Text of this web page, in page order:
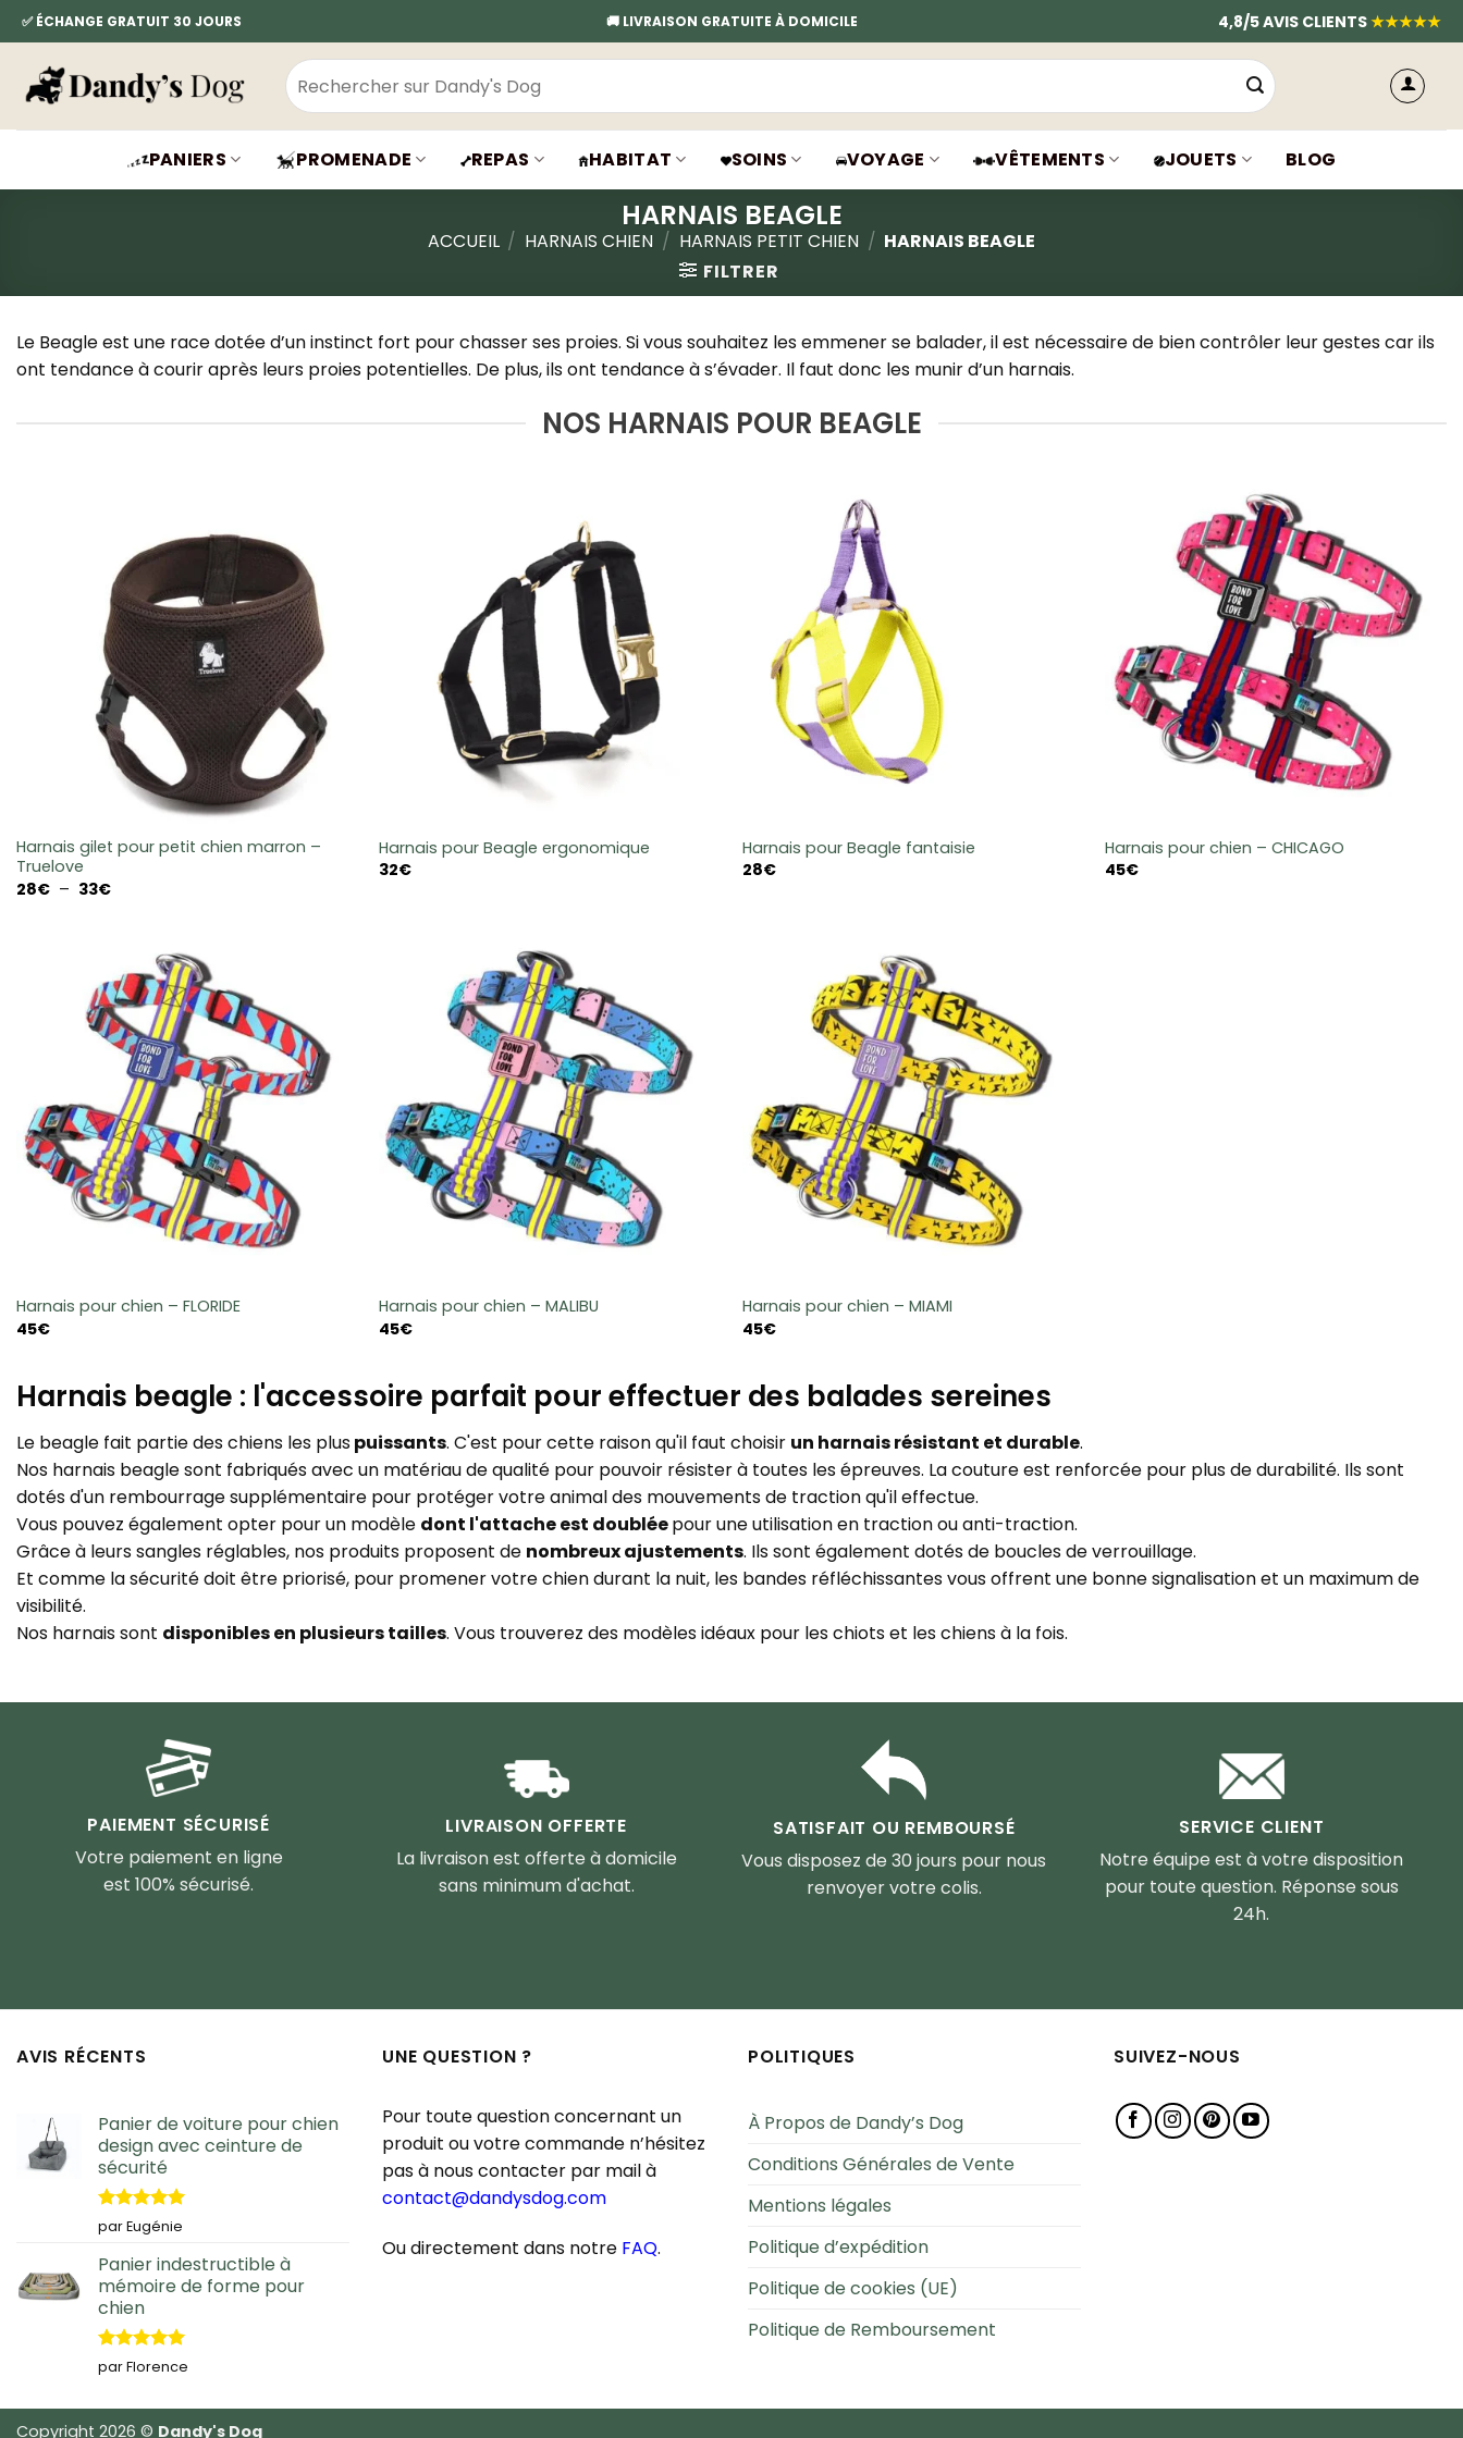
Passer
au
contenu
✅ ÉCHANGE GRATUIT 30 JOURS 🚚 LIVRAISON GRATUITE À DOMICILE 4,8/5 AVIS CLIENTS★★★★★
Recherche
pour :
PANIERS PROMENADE REPAS HABITAT SOINS VOYAGE VÊTEMENTS JOUETS BLOG
HARNAIS BEAGLE
ACCUEIL / HARNAIS CHIEN / HARNAIS PETIT CHIEN / HARNAIS BEAGLE
FILTRER
Le Beagle est une race dotée d’un instinct fort pour chasser ses proies. Si vous souhaitez les emmener se balader, il est nécessaire de bien contrôler leur gestes car ils
ont tendance à courir après leurs proies potentielles. De plus, ils ont tendance à s’évader. Il faut donc les munir d’un harnais.
NOS HARNAIS POUR BEAGLE
Harnais gilet pour petit chien marron –
Truelove
28€ – 33€Plage
Harnais pour Beagle ergonomique
32€
Harnais pour Beagle fantaisie
28€
Harnais pour chien – CHICAGO
45€
Harnais pour chien – FLORIDE
45€
Harnais pour chien – MALIBU
45€
Harnais pour chien – MIAMI
45€
Harnais beagle : l'accessoire parfait pour effectuer des balades sereines
Le beagle fait partie des chiens les pluspuissants. C'est pour cette raison qu'il faut choisir un harnais résistant et durable.
Nos harnais beagle sont fabriqués avec un matériau de qualité pour pouvoir résister à toutes les épreuves. La couture est renforcée pour plus de durabilité. Ils sont
dotés d'un rembourrage supplémentaire pour protéger votre animal des mouvements de traction qu'il effectue.
Vous pouvez également opter pour un modèle dont l'attache est doubléepour une utilisation en traction ou anti-traction.
Grâce à leurs sangles réglables, nos produits proposent de nombreux ajustements. Ils sont également dotés de boucles de verrouillage.
Et comme la sécurité doit être priorisé, pour promener votre chien durant la nuit, les bandes réfléchissantes vous offrent une bonne signalisation et un maximum de
visibilité.
Nos harnais sont disponibles en plusieurs tailles. Vous trouverez des modèles idéaux pour les chiots et les chiens à la fois.
PAIEMENT SÉCURISÉ
Votre paiement en ligne
est 100% sécurisé.
LIVRAISON OFFERTE
La livraison est offerte à domicile
sans minimum d'achat.
SATISFAIT OU REMBOURSÉ
Vous disposez de 30 jours pour nous
renvoyer votre colis.
SERVICE CLIENT
Notre équipe est à votre disposition
pour toute question. Réponse sous
24h.
AVIS RÉCENTS
Panier de voiture pour chien
design avec ceinture de
sécurité
Note5sur
5
par Eugénie
Panier indestructible à
mémoire de forme pour
chien
Note5sur
5
par Florence
UNE QUESTION ?
Pour toute question concernant un
produit ou votre commande n’hésitez
pas à nous contacter par mail à
contact@dandysdog.com
Ou directement dans notre FAQ.
POLITIQUES
À Propos de Dandy’s Dog
Conditions Générales de Vente
Mentions légales
Politique d’expédition
Politique de cookies (UE)
Politique de Remboursement
SUIVEZ-NOUS
Copyright 2026 © Dandy's Dog